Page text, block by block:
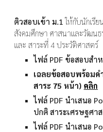
ติวสอบเข้า ม.1ให้กับนักเรีย
สังคมศึกษา ศาสนาและวัฒนธ
และ สาระที่ 4 ประวัติศาสตร์
ไฟล์ PDF ข้อสอบสำ
เฉลยข้อสอบพร้อมค
สาระ 75 หน้า) คลิก
ไฟล์ PDF นำเสนอ
ปกติ สาระเศรษฐศา
ไฟล์ PDF นำเสนอ